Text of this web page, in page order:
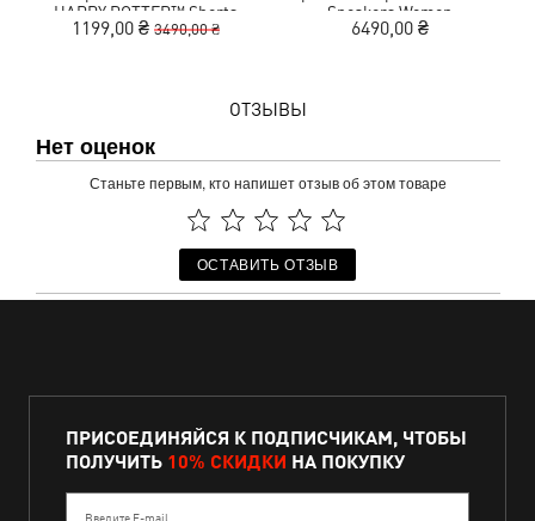
HARRY POTTER™ Shorts
Women
1199,00 ₴ 3490,00 ₴
Sneakers Women
6490,00 ₴
ОТЗЫВЫ
Нет оценок
Станьте первым, кто напишет отзыв об этом товаре
ОСТАВИТЬ ОТЗЫВ
ПРИСОЕДИНЯЙСЯ К ПОДПИСЧИКАМ, ЧТОБЫ
ПОЛУЧИТЬ 10% СКИДКИ НА ПОКУПКУ
Введите E-mail